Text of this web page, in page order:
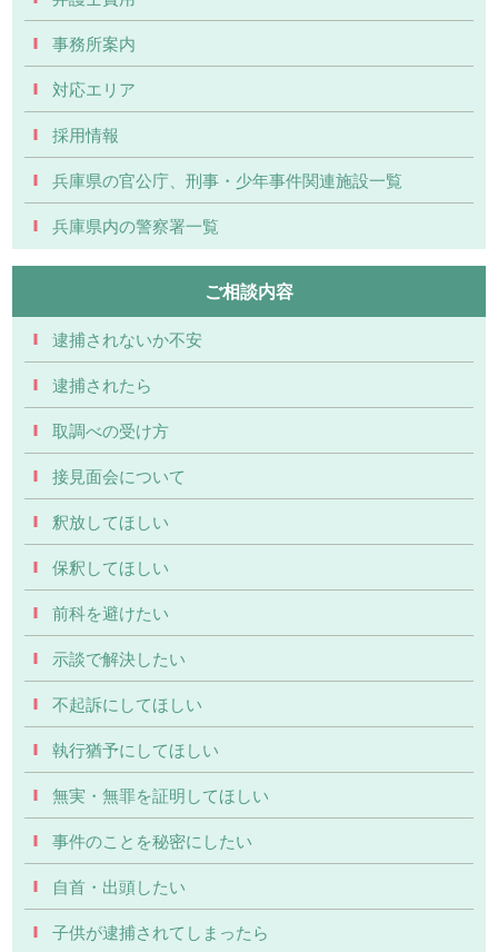
事務所案内
対応エリア
採用情報
兵庫県の官公庁、刑事・少年事件関連施設一覧
兵庫県内の警察署一覧
ご相談内容
逮捕されないか不安
逮捕されたら
取調べの受け方
接見面会について
釈放してほしい
保釈してほしい
前科を避けたい
示談で解決したい
不起訴にしてほしい
執行猶予にしてほしい
無実・無罪を証明してほしい
事件のことを秘密にしたい
自首・出頭したい
子供が逮捕されてしまったら